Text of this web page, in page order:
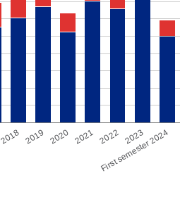
First semester 2024
2023
2022
2021
2020
2019
2018